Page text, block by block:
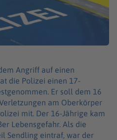
Angriff auf einen
die Polizei einen 17-
Er soll dem 16
am Oberkörper
mit. Der 16-Jährige kam
Lebensgefahr. Als die
Sendling eintraf, war der